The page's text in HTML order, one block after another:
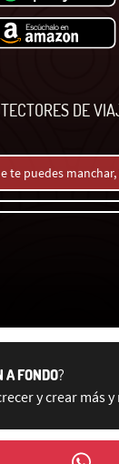
DE
te puedes manchar,
A FONDO?
y crear más